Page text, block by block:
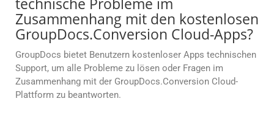
Zusammenhang mit den kostenlosen
GroupDocs.Conversion Cloud-Apps?
GroupDocs bietet Benutzern kostenloser Apps technischen
Support, um alle Probleme zu lösen oder Fragen im
Zusammenhang mit der GroupDocs.Conversion Cloud-
Plattform zu beantworten.